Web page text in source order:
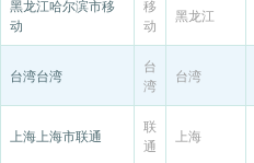
黑龙江哈尔滨市移
动
移
动
黑龙江
台湾台湾
台
湾
台湾
上海上海市联通
联
通
上海